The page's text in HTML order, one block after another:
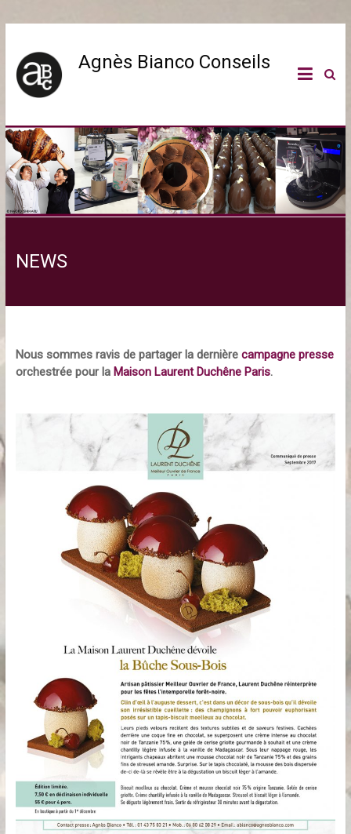
Agnès Bianco Conseils
NEWS
Nous sommes ravis de partager la dernière campagne presse
orchestrée pour la Maison Laurent Duchêne Paris.